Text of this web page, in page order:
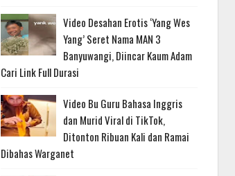
Video Desahan Erotis ‘Yang Wes
Yang’ Seret Nama MAN 3
Banyuwangi, Diincar Kaum Adam
Cari Link Full Durasi
Video Bu Guru Bahasa Inggris
dan Murid Viral di TikTok,
Ditonton Ribuan Kali dan Ramai
Dibahas Warganet